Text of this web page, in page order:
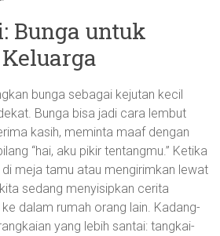
Bunga untuk
bunga sebagai kejutan kecil
Bunga bisa jadi cara lembut
kasih, meminta maaf dengan
“hai, aku pikir tentangmu.” Ketika
meja tamu atau mengirimkan lewat
sedang menyisipkan cerita
dalam rumah orang lain. Kadang-
yang lebih santai: tangkai-